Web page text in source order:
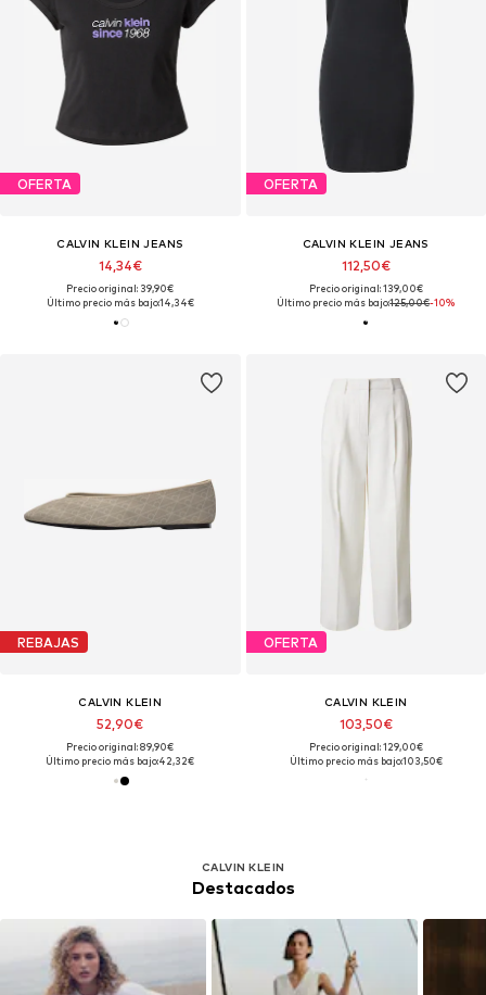
OFERTA
CALVIN KLEIN JEANS
14,34€
Precio original: 39,90€
Último precio más bajo:14,34€
OFERTA
CALVIN KLEIN JEANS
112,50€
Precio original: 139,00€
Último precio más bajo:125,00€-10%
REBAJAS
CALVIN KLEIN
52,90€
Precio original: 89,90€
Último precio más bajo:42,32€
OFERTA
CALVIN KLEIN
103,50€
Precio original: 129,00€
Último precio más bajo:103,50€
CALVIN KLEIN
Destacados